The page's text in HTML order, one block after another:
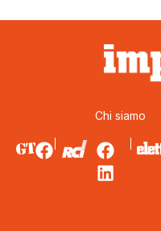
Chi siamo